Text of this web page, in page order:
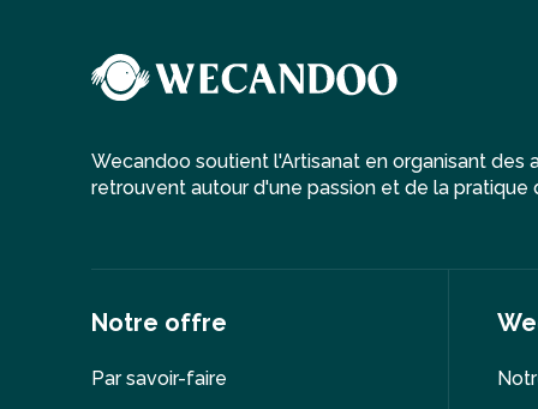
Wecandoo soutient l'Artisanat en organisant des
retrouvent autour d'une passion et de la pratique
Notre offre
Par savoir-faire